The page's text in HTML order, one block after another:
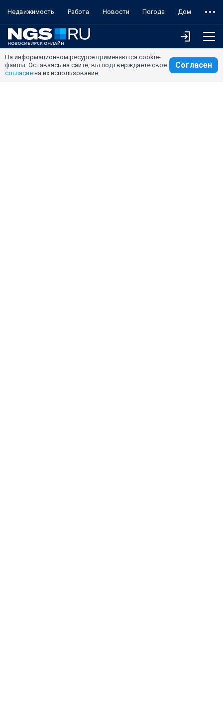
Недвижимость Работа Новости Погода Дом
На информационном ресурсе применяются cookie-
файлы. Оставаясь на сайте, вы подтверждаете свое
согласие на их использование.
Согласен